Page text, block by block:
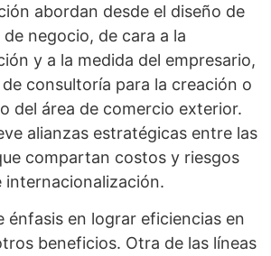
abordan desde el diseño de
negocio, de cara a la
y a la medida del empresario,
consultoría para la creación o
del área de comercio exterior.
alianzas estratégicas entre las
compartan costos y riesgos
internacionalización.
énfasis en lograr eficiencias en
beneficios. Otra de las líneas